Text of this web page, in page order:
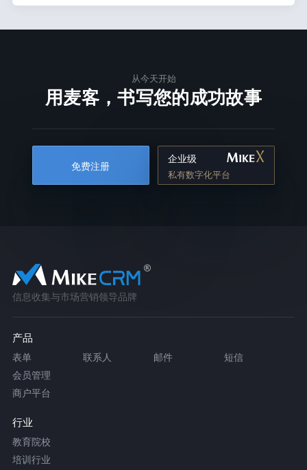
从今天开始
用麦客，书写您的成功故事
免费注册
企业级
私有数字化平台
信息收集与市场营销领导品牌
产品
表单 联系人 邮件
短信
会员管理
商户平台
行业
教育院校
培训行业